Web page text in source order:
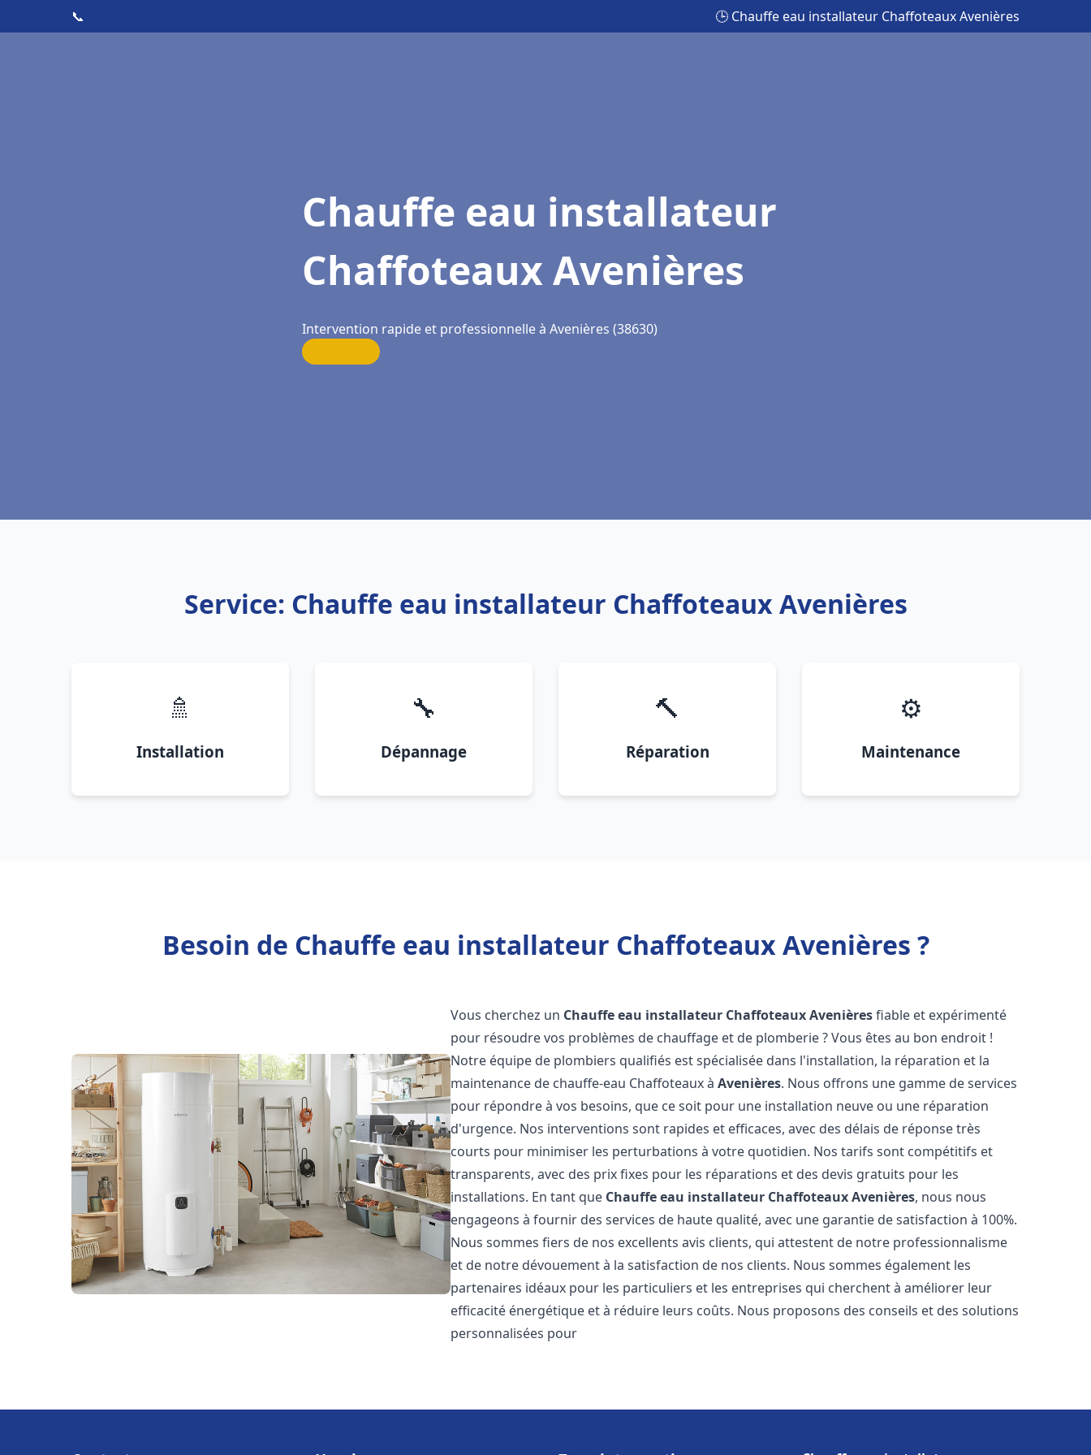
📞 🕒 Chauffe eau installateur Chaffoteaux Avenières
Chauffe eau installateur
Chaffoteaux Avenières
Intervention rapide et professionnelle à Avenières (38630)
Service: Chauffe eau installateur Chaffoteaux Avenières
🚿
Installation
🔧
Dépannage
🔨
Réparation
⚙️
Maintenance
Besoin de Chauffe eau installateur Chaffoteaux Avenières ?
Vous cherchez un Chauffe eau installateur ChaffoteauxAvenièresfiable et expérimenté
pour résoudre vos problèmes de chauffage et de plomberie ? Vous êtes au bon endroit !
Notre équipe de plombiers qualifiés est spécialisée dans l'installation, la réparation et la
maintenance de chauffe-eau Chaffoteaux àAvenières. Nous offrons une gamme de services
pour répondre à vos besoins, que ce soit pour une installation neuve ou une réparation
d'urgence. Nos interventions sont rapides et efficaces, avec des délais de réponse très
courts pour minimiser les perturbations à votre quotidien. Nos tarifs sont compétitifs et
transparents, avec des prix fixes pour les réparations et des devis gratuits pour les
installations. En tant que Chauffe eau installateur ChaffoteauxAvenières, nous nous
engageons à fournir des services de haute qualité, avec une garantie de satisfaction à 100%.
Nous sommes fiers de nos excellents avis clients, qui attestent de notre professionnalisme
et de notre dévouement à la satisfaction de nos clients. Nous sommes également les
partenaires idéaux pour les particuliers et les entreprises qui cherchent à améliorer leur
efficacité énergétique et à réduire leurs coûts. Nous proposons des conseils et des solutions
personnalisées pour